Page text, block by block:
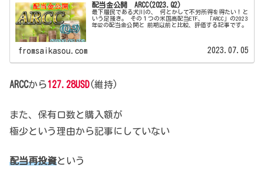
配当金公開 ARCC(2023.Q2)
最下層民である犬川の、 何とかして不労所得を得たい！と
いう足掻き。 その１つの米国高配当ETF、 「ARCC」の2023
年Q2の配当金公開と 前期以前と比較、評価する記事です。
fromsaikasou.com 2023.07.05
ARCCから127.28USD(維持)
また、保有口数と購入額が
極少という理由から記事にしていない
配当再投資という